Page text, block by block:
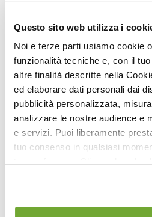
Questo sito web utilizza i
Noi e terze parti usiamo cookie
funzionalità tecniche e, con il
altre finalità descritte nella
ed elaborare dati personali dai
pubblicità personalizzata,
analizzare le nostre audience e
e servizi. Puoi liberamente
tuo consenso in qualsiasi
finalità indicate. Cliccando sul
tecnici" acconsenti all'uso dei
Hundred: l'Esercizio dei 100 (Tutorial)
Pilates per la Sclerosi Multipla™